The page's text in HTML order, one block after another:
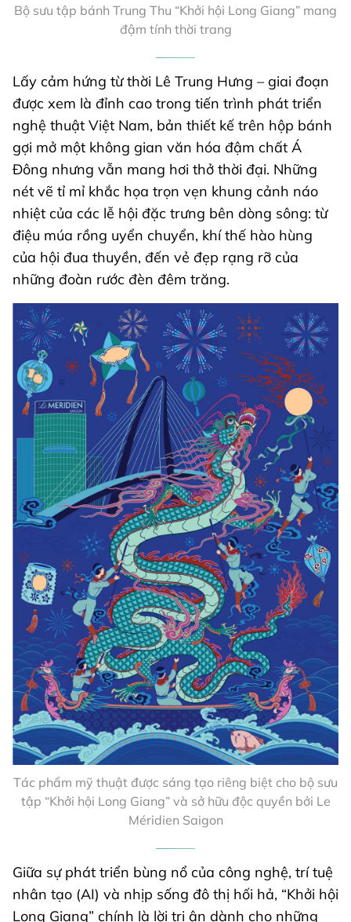
Bộ sưu tập bánh Trung Thu “Khởi hội Long Giang” mang
đậm tính thời trang
Lấy cảm hứng từ thời Lê Trung Hưng – giai đoạn
được xem là đỉnh cao trong tiến trình phát triển
nghệ thuật Việt Nam, bản thiết kế trên hộp bánh
gợi mở một không gian văn hóa đậm chất Á
Đông nhưng vẫn mang hơi thở thời đại. Những
nét vẽ tỉ mỉ khắc họa trọn vẹn khung cảnh náo
nhiệt của các lễ hội đặc trưng bên dòng sông: từ
điệu múa rồng uyển chuyển, khí thế hào hùng
của hội đua thuyền, đến vẻ đẹp rạng rỡ của
những đoàn rước đèn đêm trăng.
Tác phẩm mỹ thuật được sáng tạo riêng biệt cho bộ sưu
tập “Khởi hội Long Giang” và sở hữu độc quyền bởi Le
Méridien Saigon
Giữa sự phát triển bùng nổ của công nghệ, trí tuệ
nhân tạo (AI) và nhịp sống đô thị hối hả, “Khởi hội
Long Giang” chính là lời tri ân dành cho những